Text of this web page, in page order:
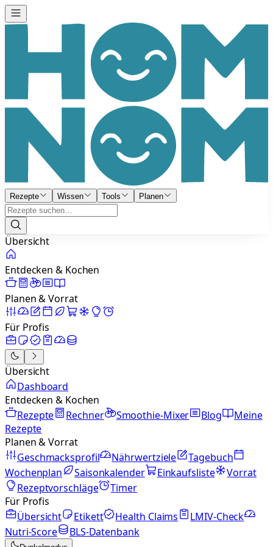
Rezepte Wissen Tools Planen
Übersicht
Entdecken & Kochen
Planen & Vorrat
Für Profis
Übersicht
Dashboard
Entdecken & Kochen
Rezepte
Rechner Smoothie-Mixer Blog
Meine
Rezepte
Planen & Vorrat
Geschmacksprofil
Nährwertziele
Tagebuch
Wochenplan
Saisonkalender Einkaufsliste
Vorrat
Rezeptvorschläge
Timer
Für Profis
Übersicht
Etikett Health Claims
LMIV-Check
Nutri-Score
BLS-Datenbank